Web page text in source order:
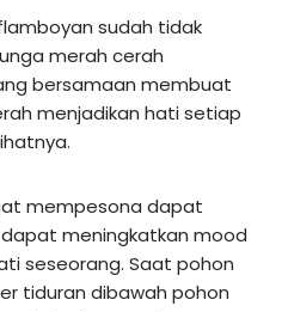
sudah tidak
merah cerah
bersamaan membuat
menjadikan hati setiap
mempesona dapat
meningkatkan mood
seseorang. Saat pohon
tiduran dibawah pohon